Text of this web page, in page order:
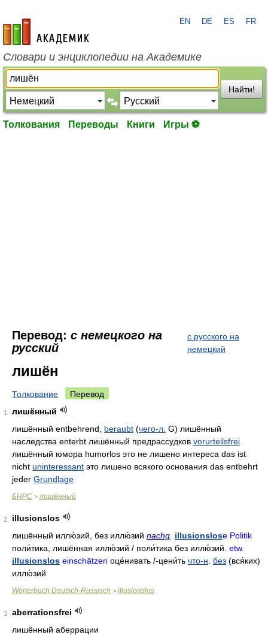
academic.ru
EN DE ES FR
Словари и энциклопедии на Академике
Найти!
Толкования Переводы Книги Игры ⚽
Перевод: с немецкого на
русский
с русского на
немецкий
лишён
Толкование Перевод
1
лишённый
лишённый entbehrend, beraubt (чего-л. G) лишённый
наследства enterbt лишённый предрассудков vorurteilsfrei
лишённый юмора humorlos это не лишено интереса das ist
nicht uninteressant это лишено всякого основания das entbehrt
jeder Grundlage
БНРС > лишённый
2
illusionslos
лишённый иллю́зий без иллю́зий nachg illusionslose Politik
поли́тика
лишённая иллю́зий / поли́тика без иллю́зий etw.
illusionslos einschätzen оце́нивать /-цени́ть что-н без (вся́ких)
иллю́зий
Wörterbuch Deutsch-Russisch > illusionslos
3
aberrationsfrei
лишённый аберрации